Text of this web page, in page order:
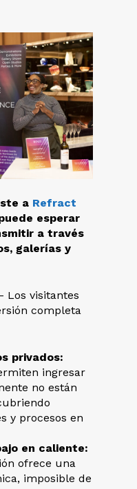
a Refract
esperar
a través
galerías y
Los visitantes
completa
privados:
ingresar
no están
y procesos en
en caliente:
ofrece una
imposible de